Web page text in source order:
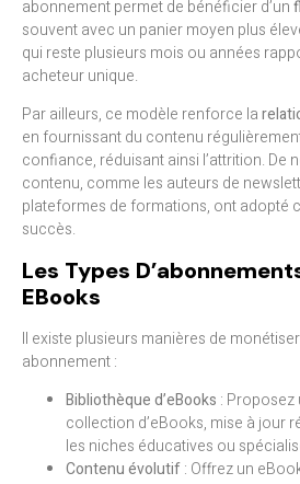
abonnement permet de bénéficier d’un
souvent avec un panier moyen plus
qui reste plusieurs mois ou années
acheteur unique.
Par ailleurs, ce modèle renforce la
en fournissant du contenu
confiance, réduisant ainsi l’attrition. De
contenu, comme les auteurs de
plateformes de formations, ont adopté
succès.
Les Types
EBooks
Il existe plusieurs manières de
abonnement :
Bibliothèque d’eBooks : Proposez
collection d’eBooks, mise à jour
les niches éducatives ou
Contenu évolutif: Offrez un